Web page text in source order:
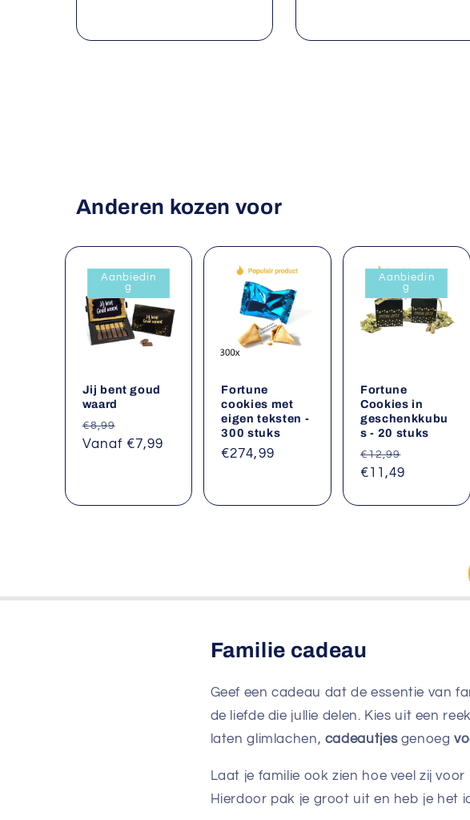
Anderen kozen voor
Aanbiedin
g
Jij bent goud
waard
Normale
prijs
€8,99
Aanbiedingsprijs
Vanaf €7,99
Fortune
cookies met
eigen teksten -
300 stuks
Normale
€274,99
Aanbiedin
g
Fortune
Cookies in
geschenkkubu
s - 20 stuks
Normale
prijs
€12,99
€11,49
Familie cadeau
Geef een cadeau dat de essentie van
de liefde die jullie delen. Kies uit een
laten glimlachen, cadeautjes genoeg
Laat je familie ook zien hoe veel zij
Hierdoor pak je groot uit en heb je het